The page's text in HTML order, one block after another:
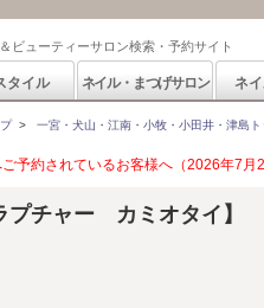
ビューティーサロン検索・予約サイト
タイル ネイル・まつげサロン ネ
> 一宮・犬山・江南・小牧・小田井・津島ト
予約されているお客様へ（2026年7月
プチャー カミオタイ】